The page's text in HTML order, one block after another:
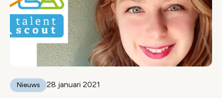
Nieuws 28 januari 2021